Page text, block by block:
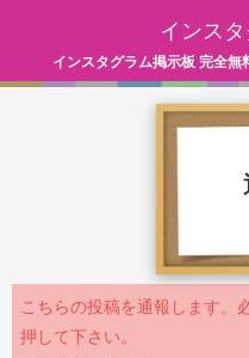
インス
インスタグラム掲示板 完全
こちらの投稿を通報します。
押して下さい。